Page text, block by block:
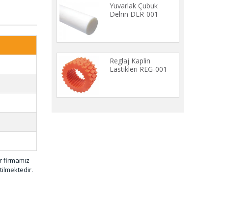
Yuvarlak Çubuk
Delrin DLR-001
Reglaj Kaplin
Lastikleri REG-001